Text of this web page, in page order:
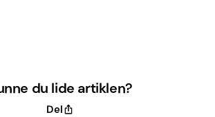
du lide artiklen?
Del